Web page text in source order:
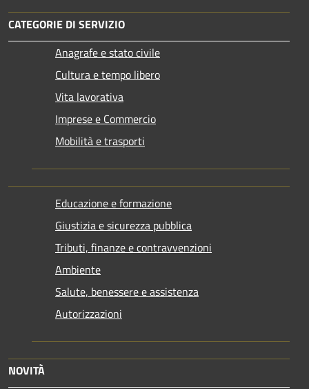
CATEGORIE DI SERVIZIO
Anagrafe e stato civile
Cultura e tempo libero
Vita lavorativa
Imprese e Commercio
Mobilità e trasporti
Educazione e formazione
Giustizia e sicurezza pubblica
Tributi, finanze e contravvenzioni
Ambiente
Salute, benessere e assistenza
Autorizzazioni
NOVITÀ